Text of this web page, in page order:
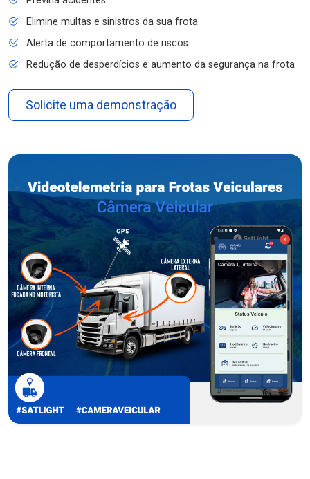
Elimine multas e sinistros da sua frota
Alerta de comportamento de riscos
Redução de desperdícios e aumento da segurança na frota
Solicite uma demonstração